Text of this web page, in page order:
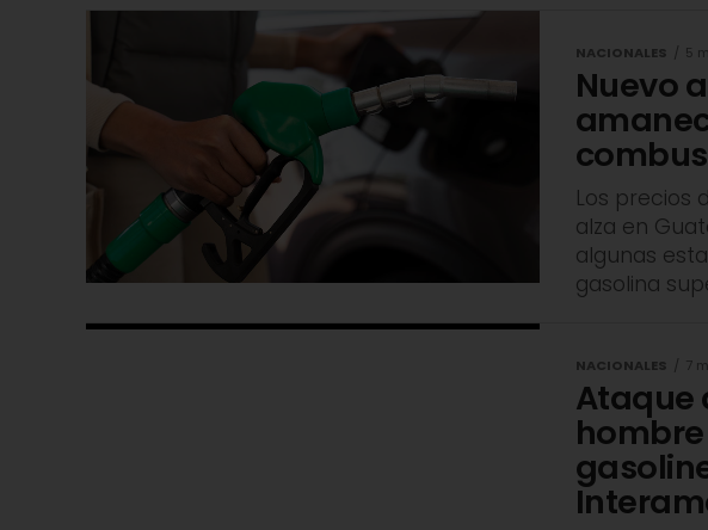
NACIONALES 5
Nuevo
Los precios
alza en
algunas
gasolina
NACIONALES 7
Ataque